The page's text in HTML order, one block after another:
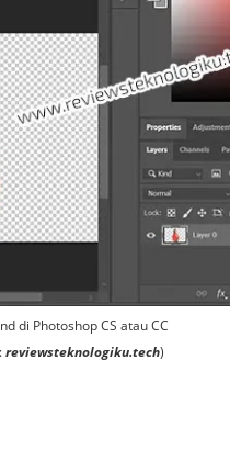
di Photoshop CS atau CC
reviewsteknologiku.tech)